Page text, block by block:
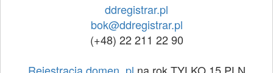
ddregistrar.pl
bok@ddregistrar.pl
(+48) 22 211 22 90